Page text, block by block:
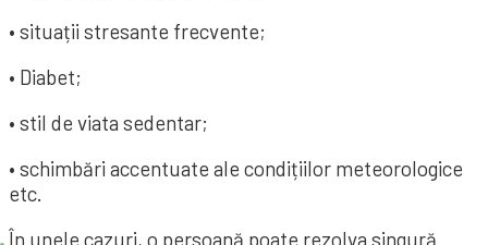
• situații stresante frecvente;
• Diabet;
• stil de viata sedentar;
• schimbări accentuate ale condițiilor meteorologice
etc.
În unele cazuri, o persoană poate rezolva singură